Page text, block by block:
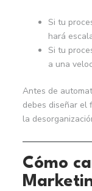
Si tu
hará
Si tu
a una
Antes de
debes diseñar el
la
Cómo